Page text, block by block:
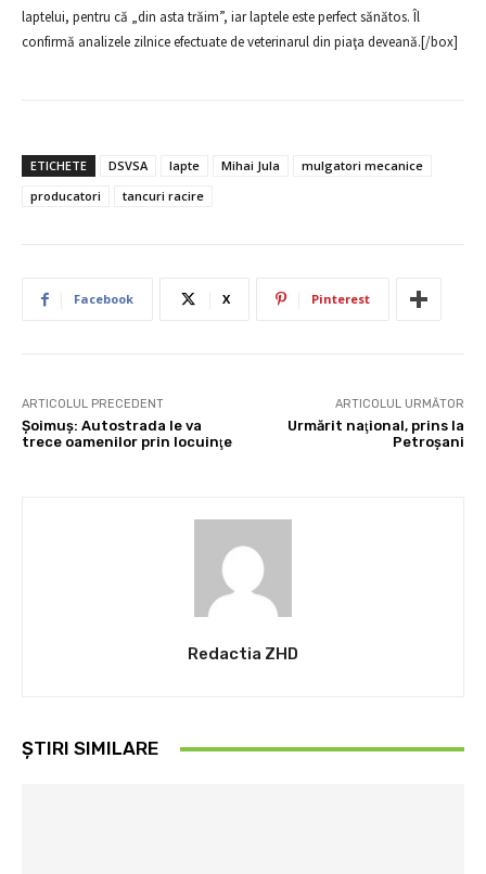
laptelui, pentru că „din asta trăim”, iar laptele este perfect sănătos. Îl
confirmă analizele zilnice efectuate de veterinarul din piaţa deveană.[/box]
ETICHETE DSVSA lapte Mihai Jula
mulgatori mecanice
producatori
tancuri racire
Facebook X Pinterest
ARTICOLUL PRECEDENT
Şoimuş: Autostrada le va
trece oamenilor prin locuinţe
ARTICOLUL URMĂTOR
Urmărit naţional, prins la
Petroşani
Redactia ZHD
ȘTIRI SIMILARE